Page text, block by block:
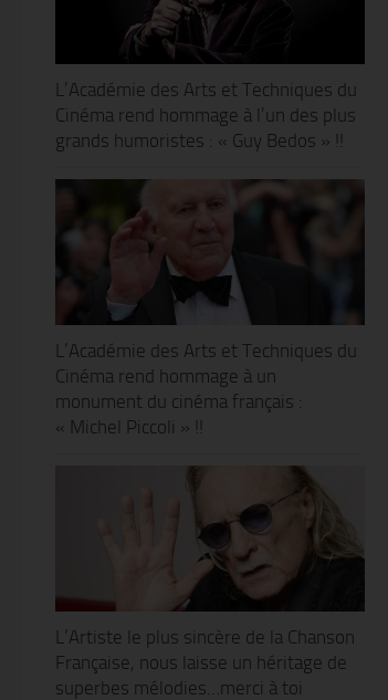
L’Académie des Arts et Techniques du
Cinéma rend hommage à l’un des plus
grands humoristes : « Guy Bedos » !!
L’Académie des Arts et Techniques du
Cinéma rend hommage à un
monument du cinéma français :
« Michel Piccoli » !!
L’Artiste le plus sincère de la Chanson
Française, nous laisse un héritage de
superbes mélodies…merci à toi